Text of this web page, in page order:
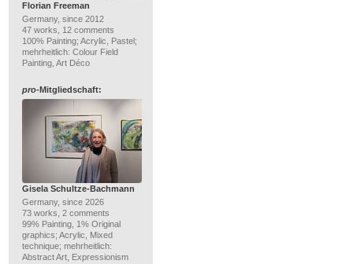
Florian Freeman
Germany, since 2012
47 works, 12 comments
100% Painting; Acrylic, Pastel;
mehrheitlich: Colour Field
Painting, Art Déco
pro-Mitgliedschaft:
Gisela Schultze-Bachmann
Germany, since 2026
73 works, 2 comments
99% Painting, 1% Original
graphics; Acrylic, Mixed
technique; mehrheitlich:
Abstract Art, Expressionism